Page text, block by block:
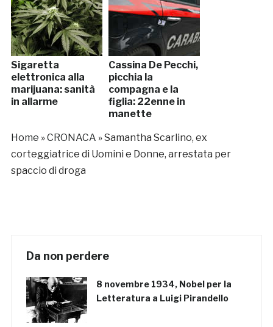
Sigaretta
elettronica alla
marijuana: sanità
in allarme
Cassina De Pecchi,
picchia la
compagna e la
figlia: 22enne in
manette
Home »CRONACA »Samantha Scarlino, ex
corteggiatrice di Uomini e Donne, arrestata per
spaccio di droga
Da non perdere
8 novembre 1934, Nobel per la
Letteratura a Luigi Pirandello